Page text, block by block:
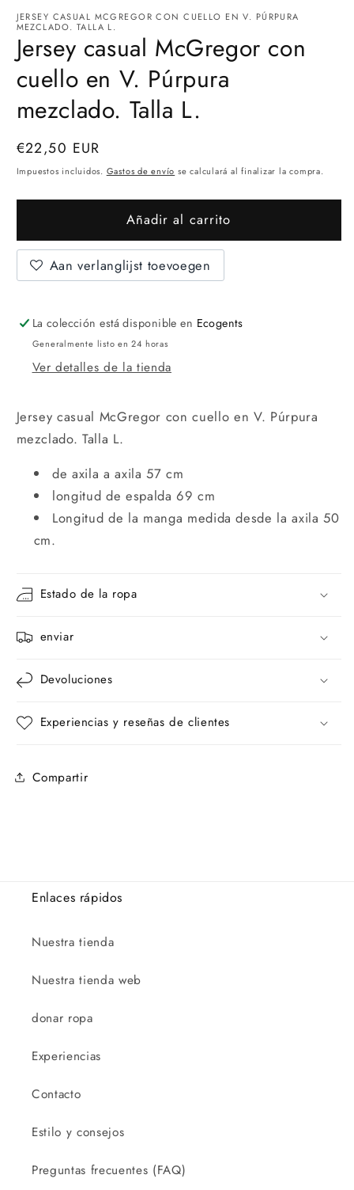
JERSEY CASUAL MCGREGOR CON CUELLO EN V. PÚRPURA
MEZCLADO. TALLA L.
Jersey casual McGregor con
cuello en V. Púrpura
mezclado. Talla L.
precio
normal
€22,50 EUR
Impuestos incluidos. Gastos de envío se calculará al finalizar la compra.
Añadir al carrito
Aan verlanglijst toevoegen
La colección está disponible en Ecogents
Generalmente listo en 24 horas
Ver detalles de la tienda
Jersey casual McGregor con cuello en V. Púrpura
mezclado. Talla L.
de axila a axila 57 cm
longitud de espalda 69 cm
Longitud de la manga medida desde la axila 50
cm.
Estado de la ropa
enviar
Devoluciones
Experiencias y reseñas de clientes
Compartir
Enlaces rápidos
Nuestra tienda
Nuestra tienda web
donar ropa
Experiencias
Contacto
Estilo y consejos
Preguntas frecuentes (FAQ)